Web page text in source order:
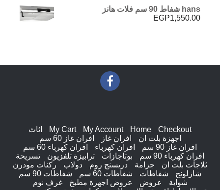
hans شفاط 90 سم فلات هانز
EGP1,550.00
Checkout
Home
My Account
My Cart
اثاث
اجهزة بلت ان
افران غاز
افران غاز 60 سم
افران غاز 90 سم
افران كهرباء
افران كهرباء 60 سم
افران كهرباء 90 سم
بوتاجازات ترابيزة تلفزيون
تسريحة
ثلاجات بلت ان
جزامة دريسنج روم دولاب
ركنات مودرن
شازلونج
شفاطات شفاطات 60 سم
شفاطات 90 سم
شواية
عروض عروض اجهزة مطبخ
غرف نوم